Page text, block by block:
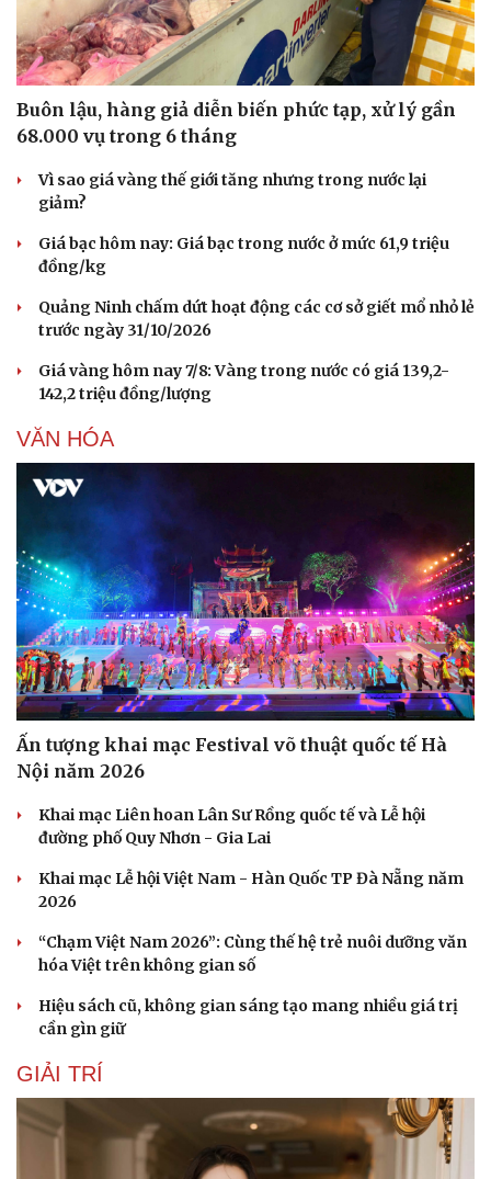
Buôn lậu, hàng giả diễn biến phức tạp, xử lý gần
68.000 vụ trong 6 tháng
Vì sao giá vàng thế giới tăng nhưng trong nước lại
giảm?
Giá bạc hôm nay: Giá bạc trong nước ở mức 61,9 triệu
đồng/kg
Quảng Ninh chấm dứt hoạt động các cơ sở giết mổ nhỏ lẻ
trước ngày 31/10/2026
Giá vàng hôm nay 7/8: Vàng trong nước có giá 139,2-
142,2 triệu đồng/lượng
VĂN HÓA
Ấn tượng khai mạc Festival võ thuật quốc tế Hà
Nội năm 2026
Khai mạc Liên hoan Lân Sư Rồng quốc tế và Lễ hội
đường phố Quy Nhơn - Gia Lai
Khai mạc Lễ hội Việt Nam - Hàn Quốc TP Đà Nẵng năm
2026
“Chạm Việt Nam 2026”: Cùng thế hệ trẻ nuôi dưỡng văn
hóa Việt trên không gian số
Hiệu sách cũ, không gian sáng tạo mang nhiều giá trị
cần gìn giữ
GIẢI TRÍ